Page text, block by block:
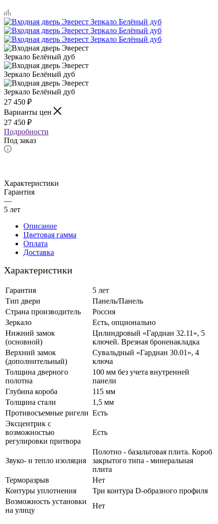
27 450 ₽
Варианты цен
27 450 ₽
Подробности
Под заказ
Характеристики
Гарантия
—
5 лет
Описание
Цветовая гамма
Оплата
Доставка
Характеристики
Гарантия
5 лет
Тип двери
Панель/Панель
Страна производитель
Россия
Зеркало
Есть, опционально
Нижний замок
(основной)
Цилиндровый «Гардиан 32.11», 5
ключей. Врезная броненакладка
Верхний замок
(дополнительный)
Сувальдный «Гардиан 30.01», 4
ключа
Толщина дверного
полотна
100 мм без учета внутренней
панели
Глубина короба
115 мм
Толщина стали
1,5 мм
Противосъемные ригели Есть
Эксцентрик с
возможностью
регулировки притвора
Есть
Звуко- и тепло изоляция
Полотно - базальтовая плита. Короб
закрытого типа - минеральная
плита
Терморазрыв
Нет
Контуры уплотнения
Три контура D-образного профиля
Возможность установки
на улицу
Нет